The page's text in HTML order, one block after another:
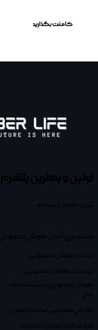
اولین و بهترین پلتفرم
ثبت نام در خبرنامه
دسترسی آسان هوش
دستیار هوش مصنوعی
چت بات هوش مصنوعی
هوش مصنوعی پیشرفته مولد
متن
هوش مصنوعی ساخت تصویر
فروشگاه تصاویر استوک